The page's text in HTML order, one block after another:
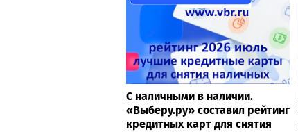
С наличными в наличии.
«Выберу.ру» составил рейтинг
кредитных карт для снятия